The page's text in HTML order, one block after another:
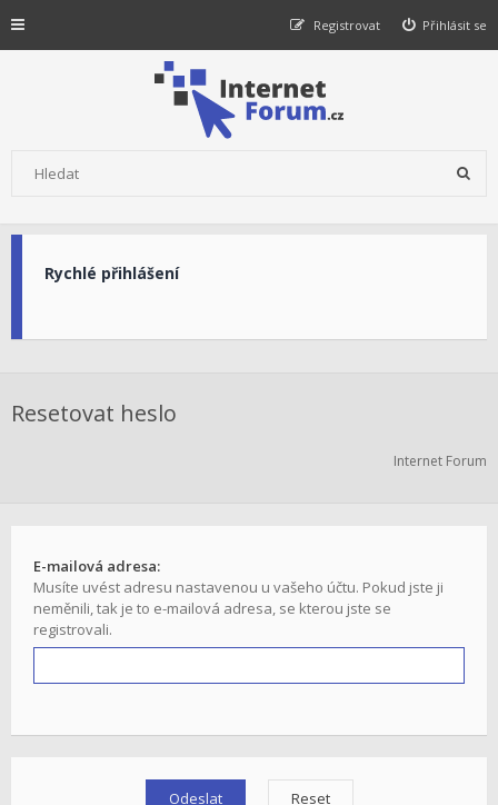
Přihlásit se
Registrovat
Rychlé přihlášení
Resetovat heslo
Internet Forum
E-mailová adresa:
Musíte uvést adresu nastavenou u vašeho účtu. Pokud jste ji
neměnili, tak je to e-mailová adresa, se kterou jste se
registrovali.